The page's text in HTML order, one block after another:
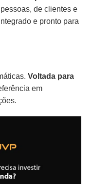
de clientes e
e pronto para
Voltada para
em